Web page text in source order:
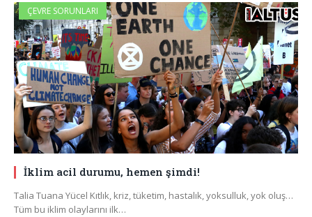
ÇEVRE SORUNLARI
İklim acil durumu, hemen şimdi!
Talia Tuana Yücel Kıtlık, kriz, tüketim, hastalık, yoksulluk, yok oluş…
Tüm bu iklim olaylarını ilk…